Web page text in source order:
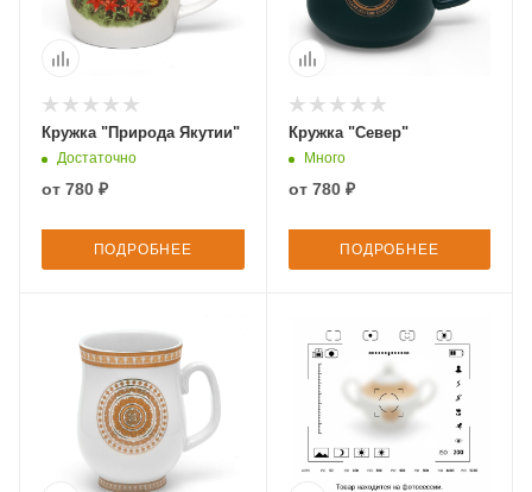
Кружка "Природа Якутии"
Достаточно
от 780 ₽
ПОДРОБНЕЕ
Кружка "Север"
Много
от 780 ₽
ПОДРОБНЕЕ